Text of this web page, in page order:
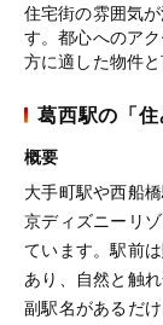
住宅街の雰囲気
す。都心へのア
方に適した物件と
葛西駅の「
概要
大手町駅や西船
京ディズニーリ
ています。駅前
あり、自然と触
副駅名があるだ